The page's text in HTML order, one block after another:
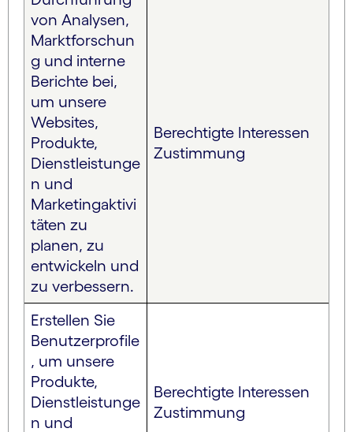
von Analysen,
Marktforschun
g und interne
Berichte bei,
um unsere
Websites,
Produkte,
Dienstleistunge
n und
Marketingaktivi
täten zu
planen, zu
entwickeln und
zu verbessern.
Berechtigte Interessen
Zustimmung
Erstellen Sie
Benutzerprofile
, um unsere
Produkte,
Dienstleistunge
n und
Berechtigte Interessen
Zustimmung